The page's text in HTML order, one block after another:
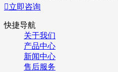
立即咨询
快捷导航
关于我们
产品中心
新闻中心
售后服务